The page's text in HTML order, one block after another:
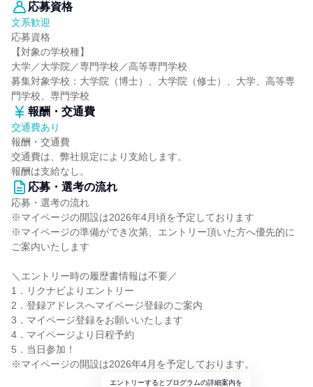
応募資格
文系歓迎
応募資格
【対象の学校種】
大学／大学院／専門学校／高等専門学校
募集対象学校：大学院（博士）、大学院（修士）、大学、高等専
門学校、専門学校
報酬・交通費
交通費あり
報酬・交通費
交通費は、弊社規定により支給します。
報酬は支給なし。
応募・選考の流れ
応募・選考の流れ
※マイページの開設は2026年4月頃を予定しております
※マイページの準備ができ次第、エントリー頂いた方へ優先的に
ご案内いたします
＼エントリー時の履歴書情報は不要／
1．リクナビよりエントリー
2．登録アドレスへマイページ登録のご案内
3．マイページ登録をお願いいたします
4．マイページより日程予約
5．当日参加！
※マイページの開設は2026年4月を予定しております。
エントリーするとプログラムの詳細案内を